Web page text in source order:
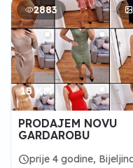
2883
15 KM
PRODAJEM NOVU
GARDAROBU
scheduleprije 4 godine,